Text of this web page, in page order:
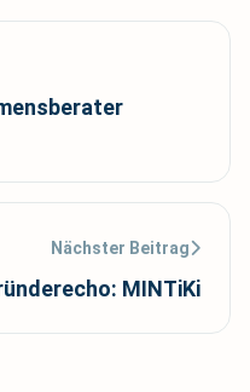
Nächster Beitrag
MINTiKi